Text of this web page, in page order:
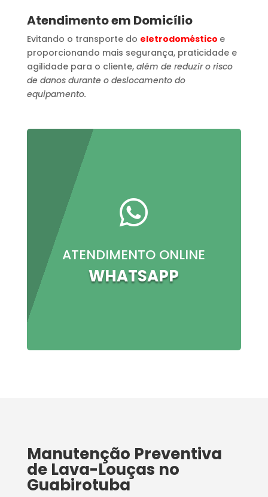
Atendimento em Domicílio
Evitando o transporte do eletrodoméstico e
proporcionando mais segurança, praticidade e
agilidade para o cliente, além de reduzir o risco
de danos durante o deslocamento do
equipamento.

ATENDIMENTO ONLINE
WHATSAPP
Manutenção Preventiva
de Lava-Louças no
Guabirotuba